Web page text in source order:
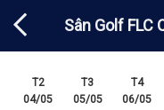
đến
Sân Golf FLC
Quy
T2
04/05
T3
05/05
T4
06/05